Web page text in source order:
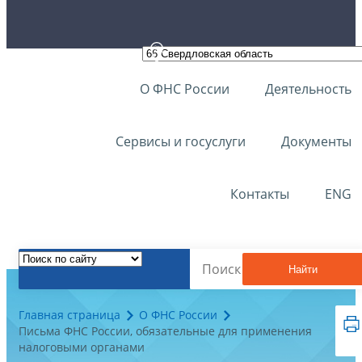
О ФНС России Деятельность
Сервисы и госуслуги Документы
Контакты ENG
Найти
Главная страница
О ФНС России
Письма ФНС России, обязательные для применения
налоговыми органами